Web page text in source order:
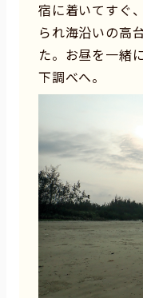
宿に着いてすぐ
られ海沿いの高
た。お昼を一緒
下調べへ。